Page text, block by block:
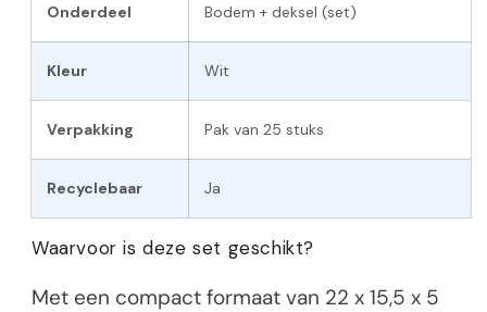
Onderdeel Bodem + deksel (set)
Kleur Wit
Verpakking Pak van 25 stuks
Recyclebaar Ja
Waarvoor is deze set geschikt?
Met een compact formaat van 22 x 15,5 x 5